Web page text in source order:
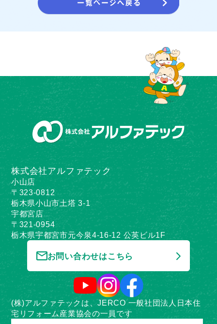
株式会社アルファテック
小山店
〒323-0812
栃木県小山市土塔 3-1
宇都宮店
〒321-0954
栃木県宇都宮市元今泉4-16-12 公英ビル1F
お問い合わせはこちら
(株)アルファテックは、JERCO 一般社団法人日本住
宅リフォーム産業協会の一員です